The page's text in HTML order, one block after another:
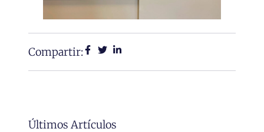
Compartir:
Últimos Artículos